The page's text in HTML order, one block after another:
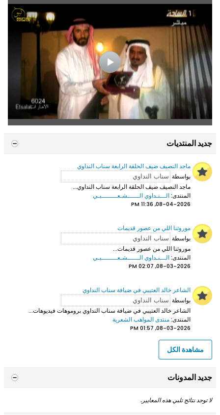
جديد المنتديات
ماجد النصيف ضيف الحلقة الرابعة سناب النداوي
بواسطة
ماجد النصيف ضيف الحلقة الرابعة سناب النداوي...
المنتدى:الـــنـداوي الــــــشـعــــــــبـي
08-04-2026, 11:36 PM
موروثنا اللي من عصور قديمات
بواسطة
موروثنا اللي من عصور قديمات...
المنتدى:الـــنـداوي الــــــشـعــــــــبـي
08-03-2026, 02:07 PM
الشاعر خالد العتيبي في ضيافة سناب النداوي
بواسطة
الشاعر خالد العتيبي في ضيافة سناب النداوي بروموهات فيديوهات...
المنتدى:منتدى المواهب الشعرية
08-03-2026, 01:57 PM
مشاهدة الكل
جديد المدونات
لا توجد نتائج تلبي هذه المعايير.